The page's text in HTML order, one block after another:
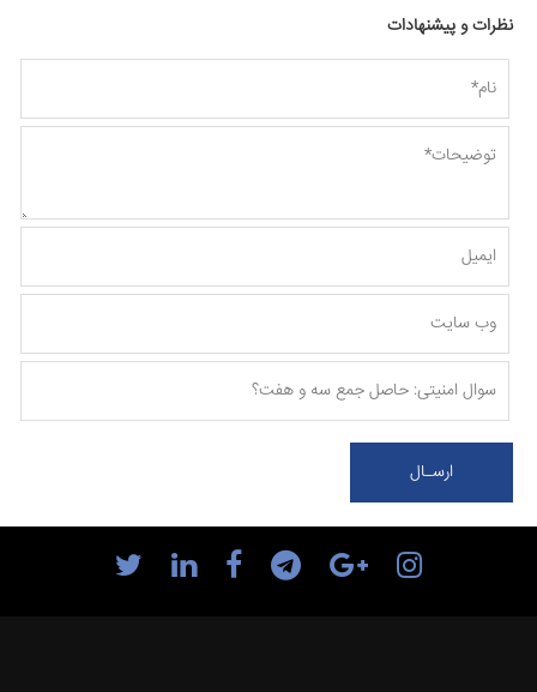
نظرات و پیشنهادات